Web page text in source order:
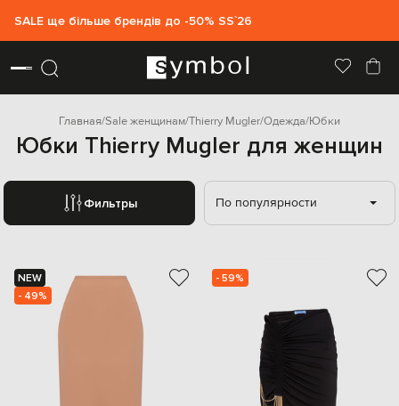
SALE ще більше брендів до -50% SS`26
Главная Sale женщинам Thierry Mugler Одежда Юбки
Юбки Thierry Mugler для женщин
Фильтры По популярности
NEW
- 49%
- 59%